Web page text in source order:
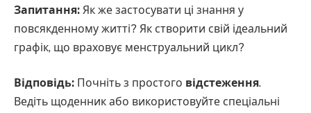
Запитання: Як же застосувати ці знання у
повсякденному житті? Як створити свій ідеальний
графік, що враховує менструальний цикл?
Відповідь: Почніть з простого відстеження.
Ведіть щоденник або використовуйте спеціальні